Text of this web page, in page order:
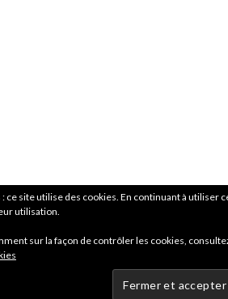
ce site utilise des cookies. En continuant à utiliser
utilisation.
sur la façon de contrôler les cookies,